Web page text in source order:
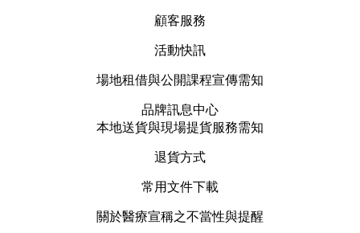
顧客服務
活動快訊
場地租借與公開課程宣傳需知
品牌訊息中心
本地送貨與現場提貨服務需知
退貨方式
常用文件下載
關於醫療宣稱之不當性與提醒